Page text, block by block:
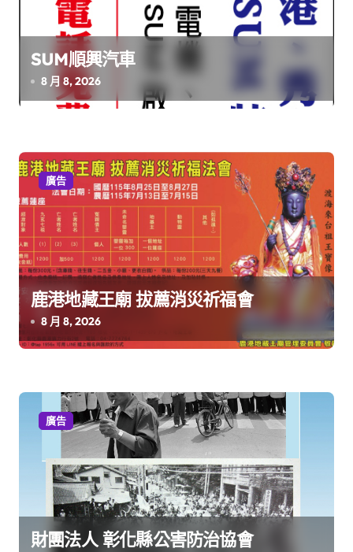
SUM順興汽車
8 月 8, 2026
廣告
鹿港地藏王廟 拔薦消災祈福會
8 月 8, 2026
廣告
財團法人 彰化縣公害防治協會